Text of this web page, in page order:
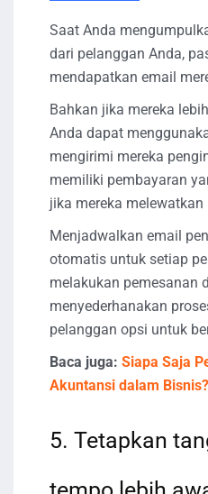
Saat Anda
dari pelanggan Anda,
mendapatkan email
Bahkan jika mereka
Anda dapat
mengirimi mereka
memiliki pembayaran
jika mereka
Menjadwalkan email
otomatis untuk setiap
melakukan pemesanan
menyederhanakan
pelanggan opsi untuk
Baca juga: Siapa Saja
Akuntansi dalam Bisnis?
5. Tetapkan